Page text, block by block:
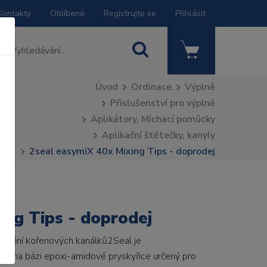
Oblíbené Registrujte se Přihlásit
Úvod Ordinace
Výplně
Příslušenství pro výplně
Aplikátory, Míchací pomůcky
Aplikační štětečky, kanyly
2seal easymiX 40x Mixing Tips - doprodej
Tips - doprodej
kořenových kanálků2Seal je
na bázi epoxi-amidové pryskyřice určený pro